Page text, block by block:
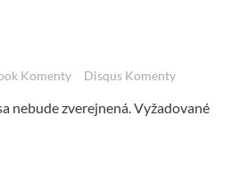
Komenty Disqus Komenty
nebude zverejnená.Vyžadované